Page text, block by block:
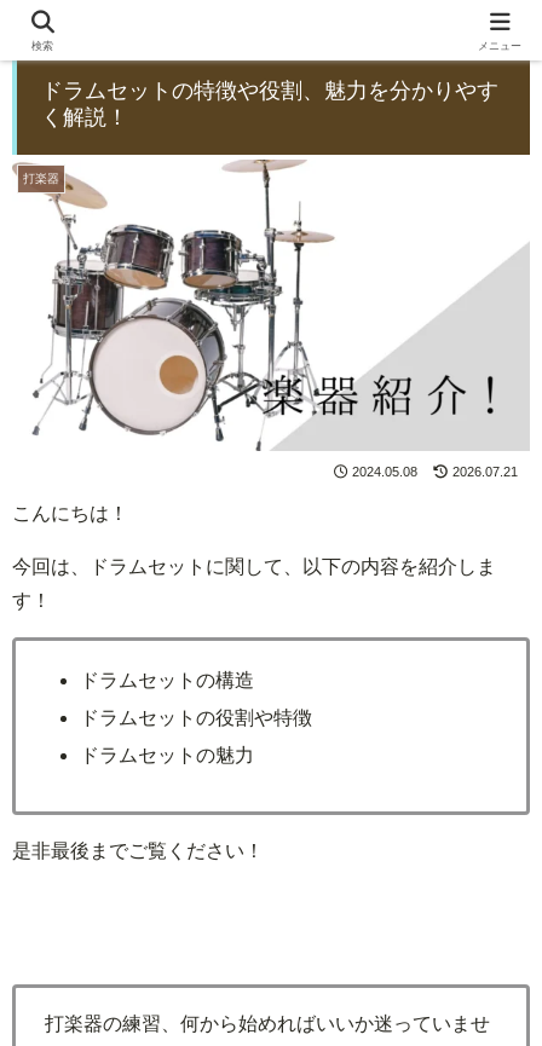
ドラムセットの特徴や役割、魅力を分かりやす
く解説！
打楽器
2024.05.08 2026.07.21
こんにちは！
今回は、ドラムセットに関して、以下の内容を紹介しま
す！
ドラムセットの構造
ドラムセットの役割や特徴
ドラムセットの魅力
是非最後までご覧ください！
打楽器の練習、何から始めればいいか迷っていませ
検索 メニュー